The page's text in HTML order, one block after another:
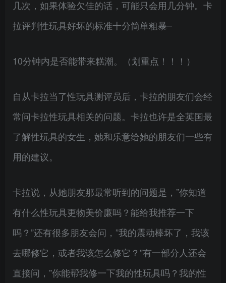
几次，如果体验欠佳的话，可能只会用几分钟。卡
拉评判性玩具好坏的标准十分简单粗暴–
10分钟内是否能带来糕潮。（划重点！！！）
自从卡拉当了性玩具测评员后，卡拉的朋友们会经
常问卡拉性玩具相关的问题。卡拉也许是全英国最
了解性玩具的女生，她和乐意给她的朋友们一些有
用的建议。
卡拉说，从她朋友那最常听到的问题是，”你知道
有什么性玩具更物美价廉吗？能给我推荐一下
吗？”还有很多朋友会问，”我的震动棒坏了，我该
去哪修它，或者我该怎么修它？”有一部分人还会
直接问，”你能帮我修一下我的性玩具吗？我的性